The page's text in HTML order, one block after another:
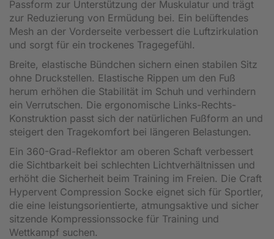
Passform zur Unterstützung der Muskulatur und trägt
zur Reduzierung von Ermüdung bei. Ein belüftendes
Mesh an der Vorderseite verbessert die Luftzirkulation
und sorgt für ein trockenes Tragegefühl.
Breite, elastische Bündchen sichern einen stabilen Sitz
ohne Druckstellen. Elastische Rippen um den Fuß
herum erhöhen die Stabilität im Schuh und verhindern
ein Verrutschen. Die ergonomische Links-Rechts-
Konstruktion passt sich der natürlichen Fußform an und
steigert den Tragekomfort bei längeren Belastungen.
Ein 360-Grad-Reflektor am oberen Schaft verbessert
die Sichtbarkeit bei schlechten Lichtverhältnissen und
erhöht die Sicherheit beim Training im Freien. Die Craft
Hypervent Compression Socke eignet sich für Sportler,
die eine leistungsorientierte, atmungsaktive und sicher
sitzende Kompressionssocke für Training und
Wettkampf suchen.